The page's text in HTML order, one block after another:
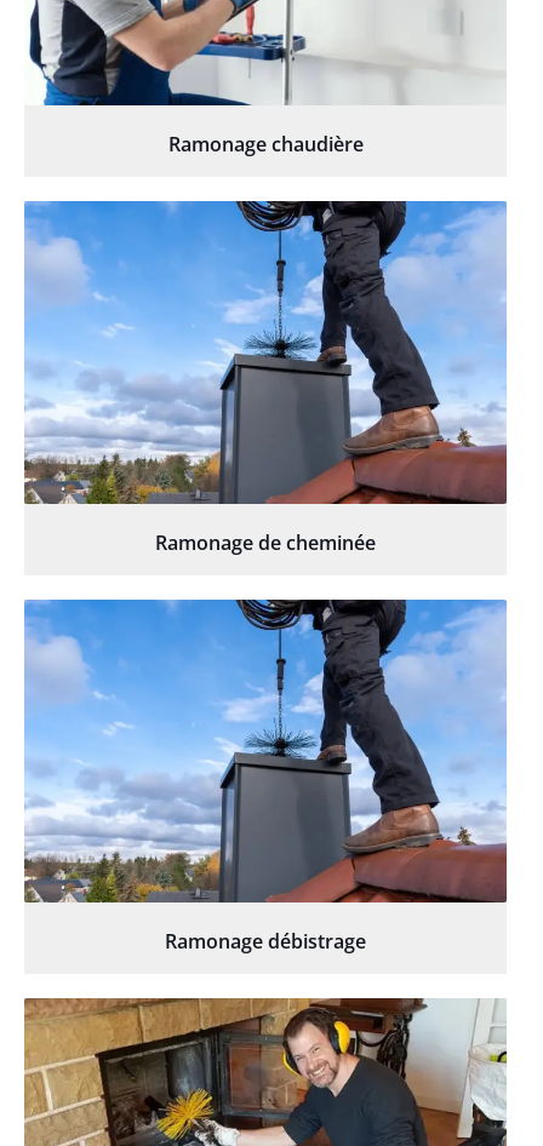
Ramonage chaudière
Ramonage de cheminée
Ramonage débistrage